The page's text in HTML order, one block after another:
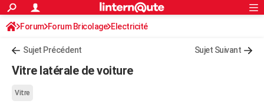
ACTUALITÉS
Politique
Société
Faits Divers
Education
Monde
Villes
+
S'inscrire
Connexion
Forum Forum Bricolage Electricité
Sujet Précédent Sujet Suivant
Vitre latérale de voiture
Vitre